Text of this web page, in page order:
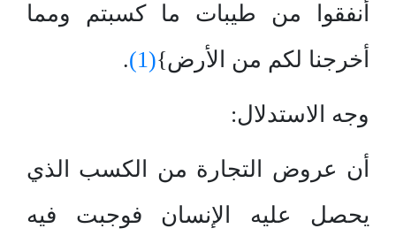
أنفقوا من طيبات ما كسبتم ومما
أخرجنا لكم من الأرض}(1)
.
وجه الاستدلال:
أن عروض التجارة من الكسب الذي
يحصل عليه الإنسان فوجبت فيه